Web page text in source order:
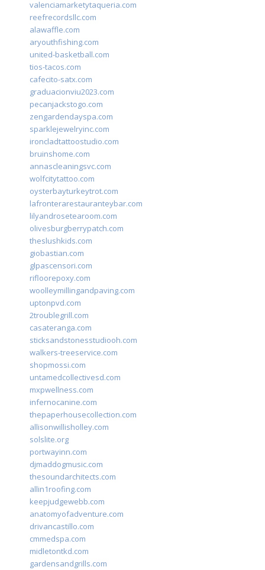
valenciamarketytaqueria.com
reefrecordsllc.com
alawaffle.com
aryouthfishing.com
united-basketball.com
tios-tacos.com
cafecito-satx.com
graduacionviu2023.com
pecanjackstogo.com
zengardendayspa.com
sparklejewelryinc.com
ironcladtattoostudio.com
bruinshome.com
annascleaningsvc.com
wolfcitytattoo.com
oysterbayturkeytrot.com
lafronterarestauranteybar.com
lilyandrosetearoom.com
olivesburgberrypatch.com
theslushkids.com
giobastian.com
glpascensori.com
rifloorepoxy.com
woolleymillingandpaving.com
uptonpvd.com
2troublegrill.com
casateranga.com
sticksandstonesstudiooh.com
walkers-treeservice.com
shopmossi.com
untamedcollectivesd.com
mxpwellness.com
infernocanine.com
thepaperhousecollection.com
allisonwillisholley.com
solslite.org
portwayinn.com
djmaddogmusic.com
thesoundarchitects.com
allin1roofing.com
keepjudgewebb.com
anatomyofadventure.com
drivancastillo.com
cmmedspa.com
midletontkd.com
gardensandgrills.com